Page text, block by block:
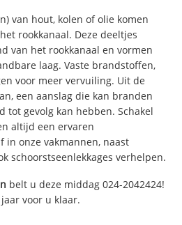
van hout, kolen of olie komen
rookkanaal. Deze deeltjes
van het rookkanaal en vormen
laag. Vaste brandstoffen,
voor meer vervuiling. Uit de
een aanslag die kan branden
tot gevolg kan hebben. Schakel
altijd een ervaren
in onze vakmannen, naast
schoorstseenlekkages verhelpen.
belt u deze middag 024-2042424!
voor u klaar.